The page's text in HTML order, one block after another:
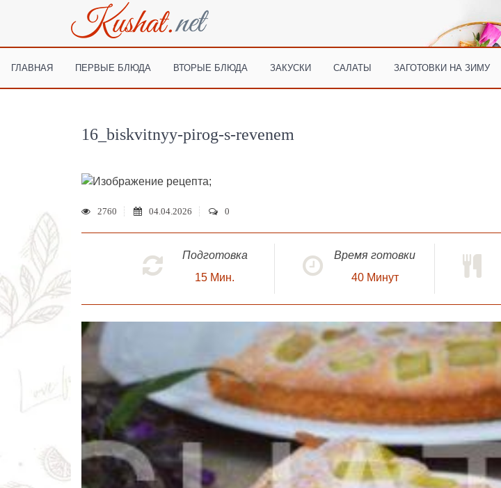
ГЛАВНАЯ ПЕРВЫЕ БЛЮДА ВТОРЫЕ БЛЮДА ЗАКУСКИ САЛАТЫ ЗАГОТОВКИ НА ЗИМУ
16_biskvitnyy-pirog-s-revenem
;
2760 04.04.2026 0
Подготовка
15 Мин.
Время готовки
40 Минут